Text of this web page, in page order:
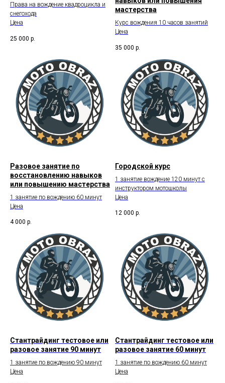
Права на вождение квадроцикла и
снегохода
Цена
25 000 р.
мастерства
Курс вождения 10 часов занятий
Цена
35 000 р.
Разовое занятие по
восстановлению навыков
или повышению мастерства
1 занятие по вождению 60 минут
Цена
4 000 р.
Городской курс
1 занятие вождение 120 минут с
инструктором мотошколы
Цена
12 000 р.
Стантрайдинг тестовое или
разовое занятие 90 минут
1 занятие по вождению 90 минут
Цена
Стантрайдинг тестовое или
разовое занятие 60 минут
1 занятие по вождению 60 минут
Цена